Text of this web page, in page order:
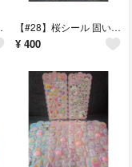
コレーション 【#28】桜シール 固いシール 立体シール 2枚セット
¥ 400